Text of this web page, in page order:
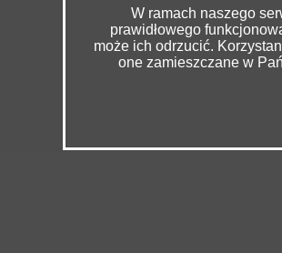
W ramach naszego
prawidłowego
może ich odrzucić.
one zamieszczane w